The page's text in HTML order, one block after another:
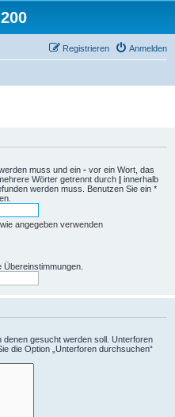
Anmelden
Registrieren
muss und ein - vor ein Wort, das
Wörter getrennt durch | innerhalb
werden muss. Benutzen Sie ein *
angegeben verwenden
gesucht werden soll. Unterforen
die Option „Unterforen durchsuchen“